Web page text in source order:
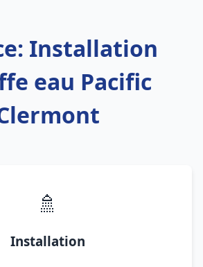
Installation
eau Pacific
🚿
Installation